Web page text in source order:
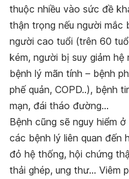
thuộc nhiều vào sức đề
thận trọng nếu người mắc
người cao tuổi (trên 60
kém, người bị suy giảm
bệnh lý mãn tính – bệnh
phế quản, COPD..), bệnh
mạn, đái tháo đường…
Bệnh cũng sẽ nguy hiểm
các bệnh lý liên quan đến
đỏ hệ thống, hội chứng
thải ghép, ung thư… Viêm